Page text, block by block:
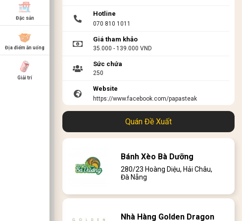
Đặc sản
Địa điểm ăn uống
Giải trí
Hotline
070 810 1011
Giá tham khảo
35.000 - 139.000 VND
Sức chứa
250
Website
https://www.facebook.com/papasteak
Quán Đề Xuất
Bánh Xèo Bà Dưỡng
280/23 Hoàng Diệu, Hải Châu,
Đà Nẵng
Nhà Hàng Golden Dragon